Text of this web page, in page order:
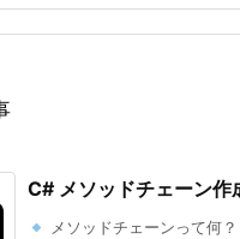
C# メソッドチェーン作
メソッドチェーンって何